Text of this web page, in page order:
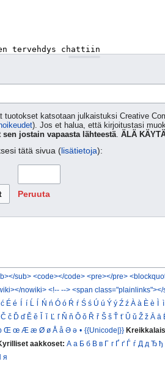
tuotokset katsotaan julkaistuksi Creative
). Jos et halua, että kirjoitustasi
jostain vapaasta lähteestä. ÄLÄ
tätä sivua (lisätietoja):
Peruuta
sub> <code></code> <pre></pre>
nowiki> <!-- --> <span class="plainlinks"></
ć É é Í í Ĺ ĺ Ń ń Ó ó Ŕ ŕ Ś ś Ú ú Ý ý Ź ź À à È è Ì ì
Č č Ď ď Ě ě Ǐ ǐ Ľ ľ Ň ň Ǒ ǒ Ř ř Š š Ť ť Ǔ ǔ Ž ž Ā ā
Œ œ Æ æ Ø ø Å å Ə ə • {{Unicode|}}
aakkoset: А а Б б В в Г г Ґ ґ Ѓ ѓ Д д Ђ ђ
я